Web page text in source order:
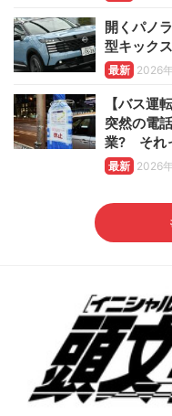
開くパノ
型キック
最新 2026
【バス運
突然の電
業? それ
最新 2026